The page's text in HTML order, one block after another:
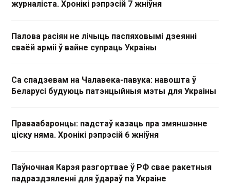
журналіста. Хронікі рэпрэсій 7 жніўня
Палова расіян не лічыць паспяховымі дзеянні
сваёй арміі ў вайне супраць Украіны
Са спадзевам на Чалавека-павука: навошта ў
Беларусі будуюць патэнцыйныя мэты для Украіны
Праваабаронцы: падстаў казаць пра змяншэнне
ціску няма. Хронікі рэпрэсій 6 жніўня
Паўночная Карэя разгортвае ў РФ свае ракетныя
падраздзяленні для ўдараў па Украіне